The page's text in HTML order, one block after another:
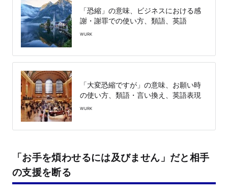
「恐縮」の意味、ビジネスにおける感
謝・謝罪での使い方、類語、英語
WURK
「大変恐縮ですが」の意味、お願い時
の使い方、類語・言い換え、英語表現
WURK
「お手を煩わせるには及びません」だと相手
の支援を断る